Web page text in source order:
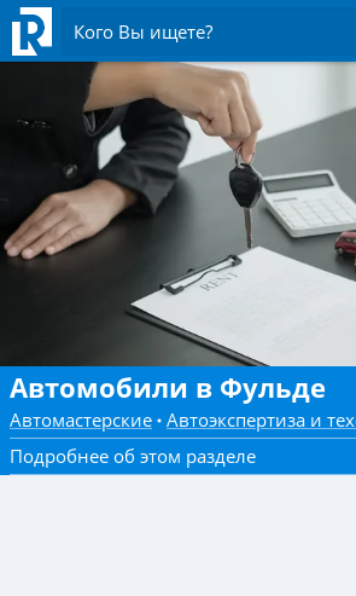
Кого Вы ищете?
Автомобили в Фульде
Автомастерские Автоэкспертиза и
Подробнее об этом разделе